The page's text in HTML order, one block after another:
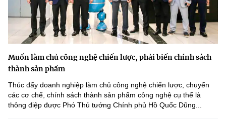
Muốn làm chủ công nghệ chiến lược, phải biến chính sách
thành sản phẩm
Thúc đẩy doanh nghiệp làm chủ công nghệ chiến lược, chuyển
các cơ chế, chính sách thành sản phẩm công nghệ cụ thể là
thông điệp được Phó Thủ tướng Chính phủ Hồ Quốc Dũng...